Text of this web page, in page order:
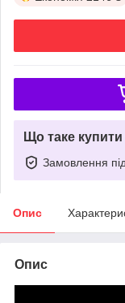
Що таке
Замовлення
Опис
Опис